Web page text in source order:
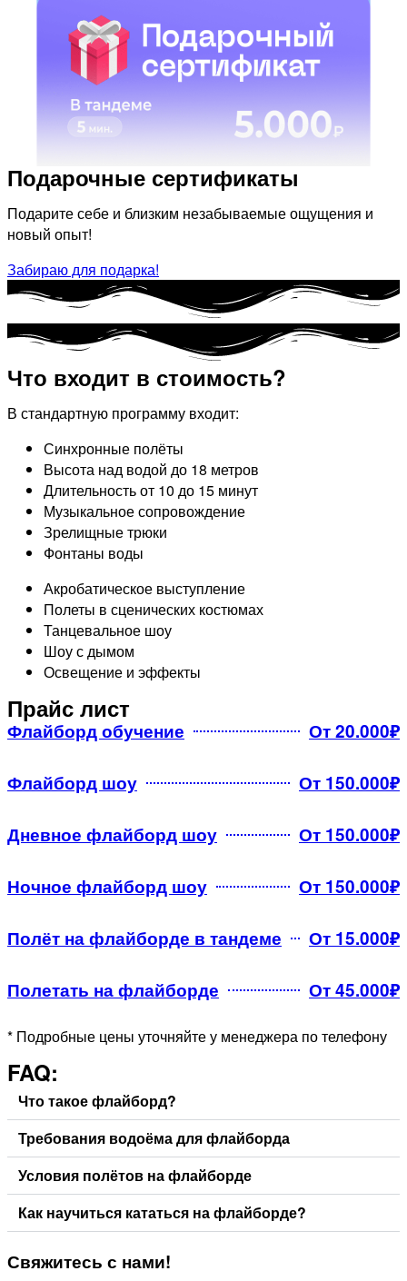
Подарочные сертификаты
Подарите себе и близким незабываемые ощущения и
новый опыт!
Забираю для подарка!
Что входит в стоимость?
В стандартную программу входит:
Синхронные полёты
Высота над водой до 18 метров
Длительность от 10 до 15 минут
Музыкальное сопровождение
Зрелищные трюки
Фонтаны воды​
Акробатическое выступление
Полеты в сценических костюмах
Танцевальное шоу
Шоу с дымом
Освещение и эффекты
Прайс лист
Флайборд обучение От 20.000₽
Флайборд шоу От 150.000₽
Дневное флайборд шоу От 150.000₽
Ночное флайборд шоу От 150.000₽
Полёт на флайборде в тандеме От 15.000₽
Полетать на флайборде От 45.000₽
* Подробные цены уточняйте у менеджера по телефону
FAQ:
Что такое флайборд?
Требования водоёма для флайборда
Условия полётов на флайборде
Как научиться кататься на флайборде?
Свяжитесь с нами!